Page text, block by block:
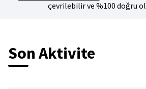
çevrilebilir ve %100 doğru
Son Aktivite